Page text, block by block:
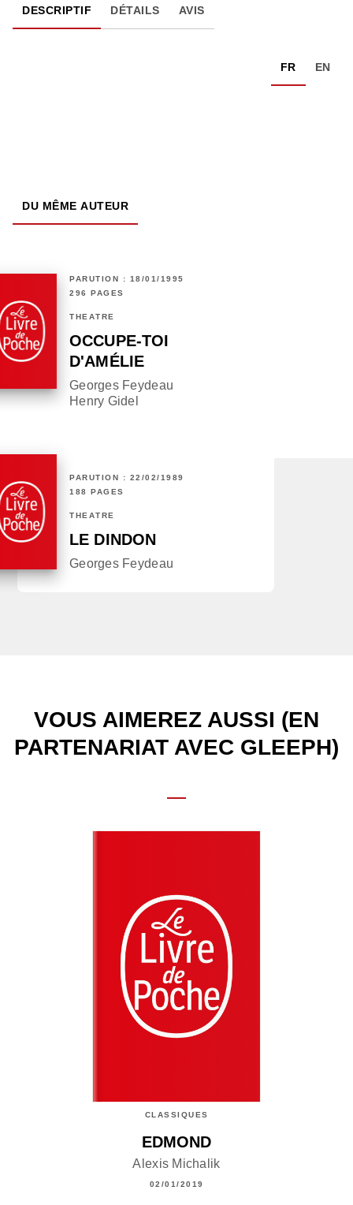
DESCRIPTIF DÉTAILS AVIS
FR EN
DU MÊME AUTEUR
PARUTION : 18/01/1995
296 PAGES
THÉÂTRE
OCCUPE-TOI
D'AMÉLIE
Georges Feydeau
Henry Gidel
PARUTION : 22/02/1989
188 PAGES
THÉÂTRE
LE DINDON
Georges Feydeau
VOUS AIMEREZ AUSSI (EN
PARTENARIAT AVEC GLEEPH)
CLASSIQUES
EDMOND
Alexis Michalik
02/01/2019